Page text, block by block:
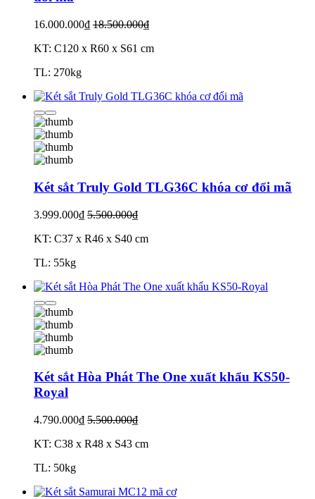
16.000.000₫ 18.500.000₫
KT: C120 x R60 x S61 cm
TL: 270kg
Két sắt Truly Gold TLG36C khóa cơ đổi mã
3.999.000₫ 5.500.000₫
KT: C37 x R46 x S40 cm
TL: 55kg
Két sắt Hòa Phát The One xuất khẩu KS50-
Royal
4.790.000₫ 5.500.000₫
KT: C38 x R48 x S43 cm
TL: 50kg